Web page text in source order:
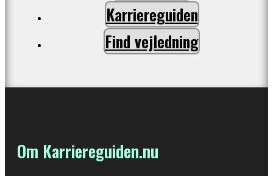
Karriereguiden
Find vejledning
Om Karriereguiden.nu